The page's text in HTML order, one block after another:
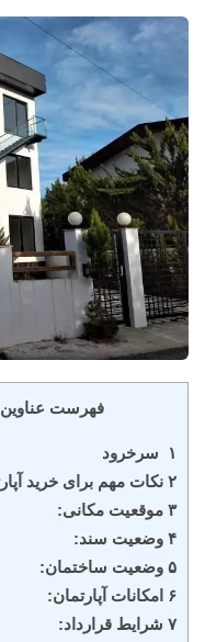
فهرست عناوین
۱ سرخرود
۲ نکات مهم برای خرید آپارتمان در سرخرود
۳ موقعیت مکانی:
۴ وضعیت سند:
۵ وضعیت ساختمان:
۶ امکانات آپارتمان:
۷ شرایط قرارداد: